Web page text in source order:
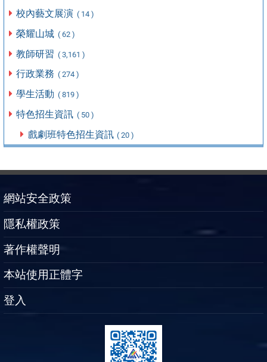
校內藝文展演 ( 14 )
榮耀山城 ( 62 )
教師研習 ( 3,161 )
行政業務 ( 274 )
學生活動 ( 819 )
特色招生資訊 ( 50 )
戲劇班特色招生資訊 ( 20 )
網站安全政策
隱私權政策
著作權聲明
本站使用正體字
登入